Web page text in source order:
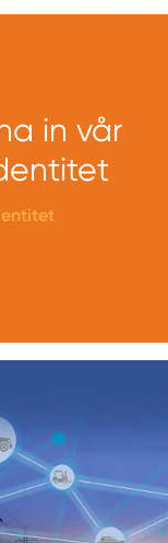
in vår